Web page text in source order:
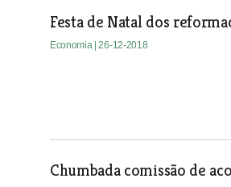
Festa de Natal dos
Economia | 26-12-2018
Chumbada comissão de